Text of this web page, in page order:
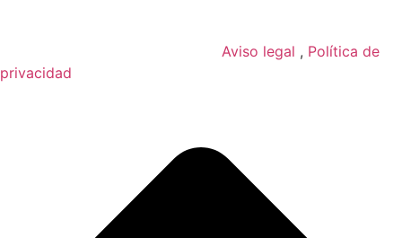
Aviso legal , Política de
privacidad